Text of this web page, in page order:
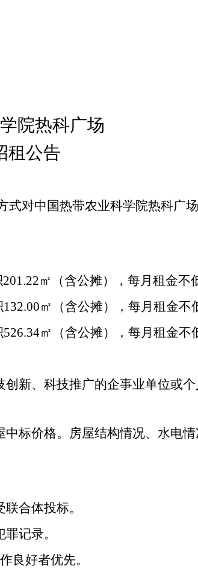
院热科广场
租公告
式对中国热带农业科学院热科广场
201.22㎡ （含公摊），每月租金不
132.00㎡ （含公摊），每月租金不
526.34㎡ （含公摊），每月租金不
创新、 科技推广的企事业单位或个
标价格。房屋结构情况、水电
合体投标。
记录。
良好者优先。